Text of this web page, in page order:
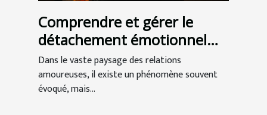
Comprendre et gérer le
détachement émotionnel
dans les relations
amoureuses
Dans le vaste paysage des relations
amoureuses, il existe un phénomène souvent
évoqué, mais...